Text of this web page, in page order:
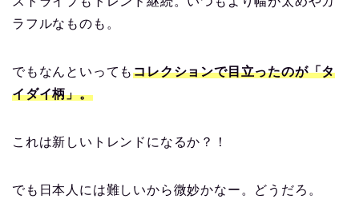
ラフルなものも。
でもなんといってもコレクションで目立ったのが「タ
イダイ柄」。
これは新しいトレンドになるか？！
でも日本人には難しいから微妙かなー。どうだろ。